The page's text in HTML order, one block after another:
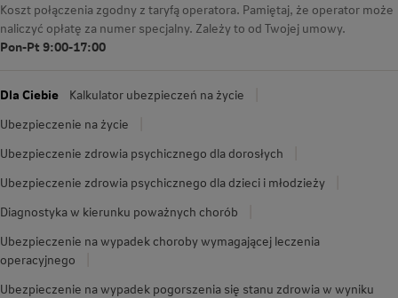
Koszt połączenia zgodny z taryfą operatora. Pamiętaj, że operator może
naliczyć opłatę za numer specjalny. Zależy to od Twojej umowy.
Pon-Pt 9:00-17:00
Dla Ciebie
Kalkulator ubezpieczeń na życie
Ubezpieczenie na życie
Ubezpieczenie zdrowia psychicznego dla dorosłych
Ubezpieczenie zdrowia psychicznego dla dzieci i młodzieży
Diagnostyka w kierunku poważnych chorób
Ubezpieczenie na wypadek choroby wymagającej leczenia
operacyjnego
Ubezpieczenie na wypadek pogorszenia się stanu zdrowia w wyniku